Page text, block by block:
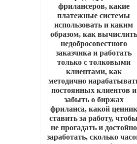
фрилансеров, какие
платежные системы
использовать и каким
образом, как вычислить
недобросовестного
заказчика и работать
только с толковыми
клиентами, как
методично
постоянных клиентов и
забыть о биржах
фриланса, какой ценник
ставить за работу,
не прогадать и достойно
заработать, сколько